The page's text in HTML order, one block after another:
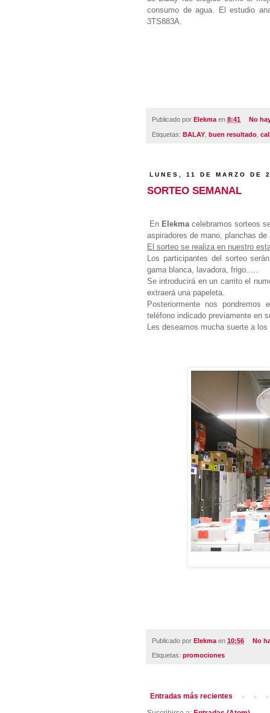
consumo de agua. El estudio
3TS883A.
Publicado por Elekma en 8:41 No
Etiquetas: BALAY buen resultado
LUNES, 11 DE MARZO DE
SORTEO SEMANAL
En Elekmacelebramos sorteos
aspiradores de mano, planchas
El sorteo se realiza en nuestro
Los participantes del sorteo
gama blanca, lavadora, frigo.....
Se introducirá en un carrito el
extraerá una papeleta.
Posteriormente nos
teléfono indicado previamente en
Les deseamos mucha suerte a
Publicado por Elekma en 10:56 No
Etiquetas: promociones
Entradas más recientes